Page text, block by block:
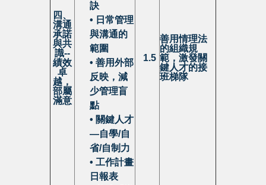
四、
溝通
承諾
與共
識--
績效
卓
越，
部屬
滿意
訣
• 日常管理
與溝通的
範圍
• 善用外部
反映，減
少管理盲
點
• 關鍵人才
—自學/自
省/自制力
• 工作計畫
日報表
1.5
善用情理法
的組織規
範， 激發關
鍵人才的接
班梯隊